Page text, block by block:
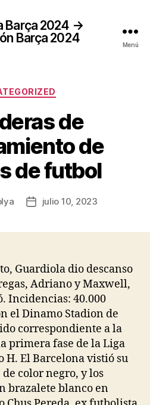
Barça 2024 →
Barça 2024
Menú
Categorías
de
de
de futbol
Fechajulio 10, 2023
Guardiola dio descanso
Adriano y Maxwell,
Incidencias: 40.000
el Dinamo Stadion de
correspondiente a la
primera fase de la Liga
H. El Barcelona vistió su
color negro, y los
brazalete blanco en